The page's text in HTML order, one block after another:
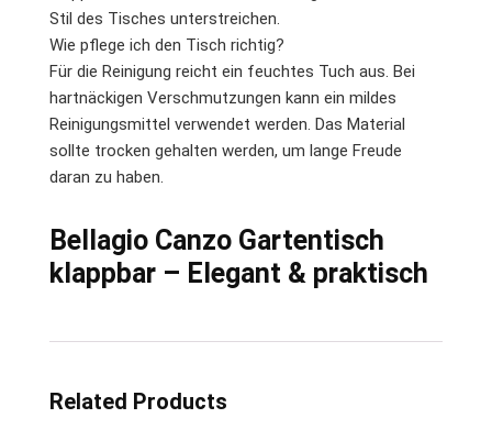
Stil des Tisches unterstreichen.
Wie pflege ich den Tisch richtig?
Für die Reinigung reicht ein feuchtes Tuch aus. Bei
hartnäckigen Verschmutzungen kann ein mildes
Reinigungsmittel verwendet werden. Das Material
sollte trocken gehalten werden, um lange Freude
daran zu haben.
Bellagio Canzo Gartentisch
klappbar – Elegant & praktisch
Related Products